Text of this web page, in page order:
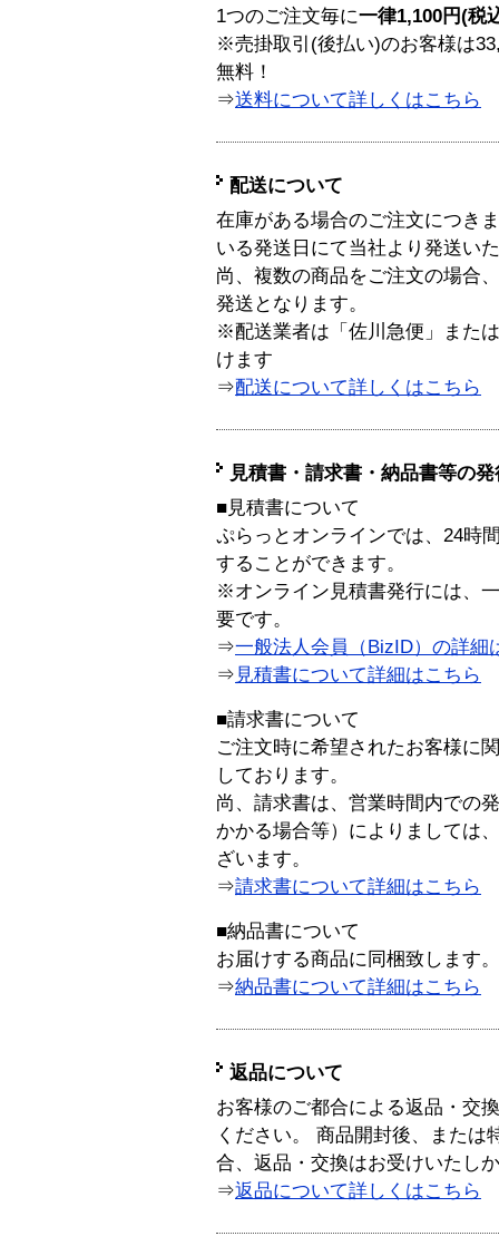
1つのご注文毎に一律1,100円(税
※売掛取引(後払い)のお客様は
無料！
⇒送料について詳しくはこちら
配送について
在庫がある場合のご注文につき
いる発送日にて当社より発送い
尚、複数の商品をご注文の場合
発送となります。
※配送業者は「佐川急便」また
けます
⇒配送について詳しくはこちら
見積書・請求書・納品書等の
■見積書について
ぷらっとオンラインでは、24時
することができます。
※オンライン見積書発行には、
要です。
⇒一般法人会員（BizID）の詳細
⇒ 見積書について詳細はこちら
■請求書について
ご注文時に希望されたお客様に
しております。
尚、請求書は、営業時間内での
かかる場合等）によりましては
ざいます。
⇒請求書について詳細はこちら
■納品書について
お届けする商品に同梱致します。
⇒納品書について詳細はこちら
返品について
お客様のご都合による返品・交
ください。 商品開封後、または
合、返品・交換はお受けいたし
⇒返品について詳しくはこちら